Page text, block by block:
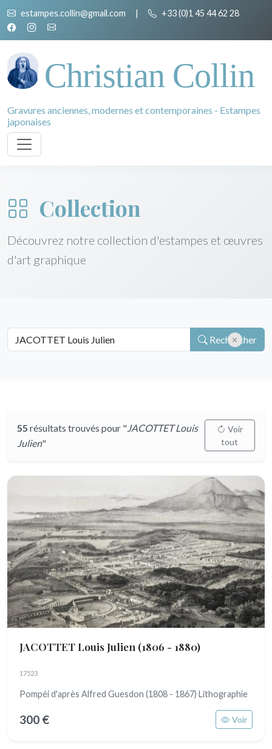
estampes.collin@gmail.com | +33 (0)1 45 44 62 28
Christian Collin
Gravures anciennes, modernes et contemporaines - Estampes
japonaises
Collection
Découvrez notre collection d'estampes et œuvres
d'art graphique
Rechercher
55 résultats trouvés pour "JACOTTET Louis
Julien"
Voir
tout
JACOTTET Louis Julien (1806 - 1880)
17523
Pompéi d'après Alfred Guesdon (1808 - 1867) Lithographie
300 € Voir